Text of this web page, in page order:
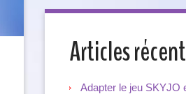
Articles
Adapter le jeu SKYJO